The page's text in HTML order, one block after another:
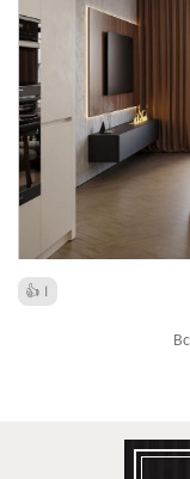
1